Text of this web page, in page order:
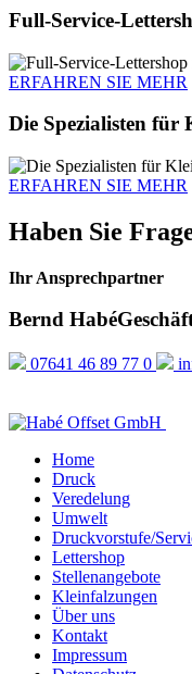
Full-Service-
ERFAHREN SIE MEHR
Die Spezialisten für
ERFAHREN SIE MEHR
Haben Sie
Ihr Ansprechpartner
Bernd Habé
07641 46 89 77 0
Home
Druck
Veredelung
Umwelt
Druckvorstufe/
Lettershop
Stellenangebote
Kleinfalzungen
Über uns
Kontakt
Impressum